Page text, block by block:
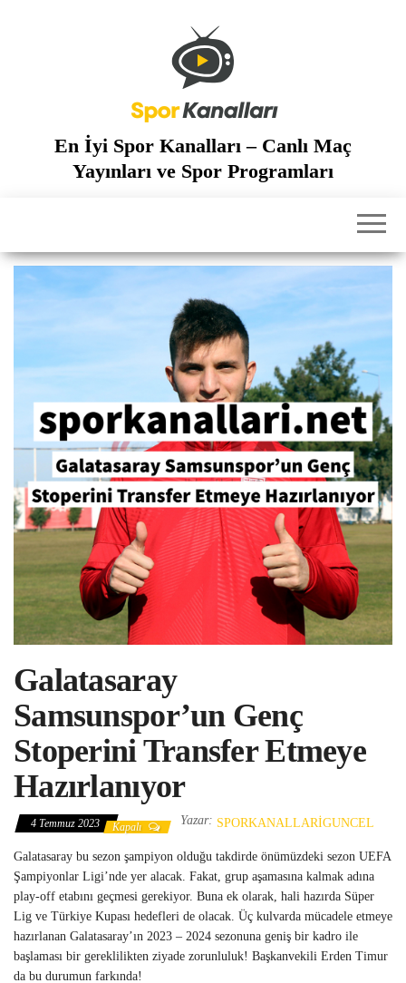
En İyi Spor Kanalları – Canlı Maç
Yayınları ve Spor Programları
Galatasaray
Samsunspor’un Genç
Stoperini Transfer Etmeye
Hazırlanıyor
4 Temmuz 2023 Kapalı Yazar: SPORKANALLARIGUNCEL
Galatasaray bu sezon şampiyon olduğu takdirde önümüzdeki sezon UEFA
Şampiyonlar Ligi’nde yer alacak. Fakat, grup aşamasına kalmak adına
play-off etabını geçmesi gerekiyor. Buna ek olarak, hali hazırda Süper
Lig ve Türkiye Kupası hedefleri de olacak. Üç kulvarda mücadele etmeye
hazırlanan Galatasaray’ın 2023 – 2024 sezonuna geniş bir kadro ile
başlaması bir gereklilikten ziyade zorunluluk! Başkanvekili Erden Timur
da bu durumun farkında!